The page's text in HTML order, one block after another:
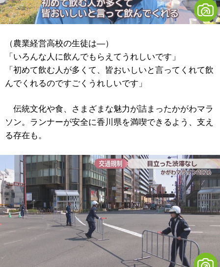
（農業経営高校の生徒は―）
「いろんな人に飲んでもらえてうれしいです」
「初めて飲む人が多くて、皆おいしいと言ってくれて飲
んでくれるのですごくうれしいです」
伝統文化や食、さまざまな魅力が詰まったかがわマラ
ソン。ランナーが安全に香川県を満喫できるよう、支え
る存在も。